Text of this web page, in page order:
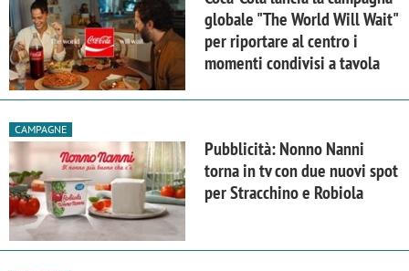
globale "The World Will Wait"
per riportare al centro i
momenti condivisi a tavola
CAMPAGNE
Pubblicità: Nonno Nanni
torna in tv con due nuovi spot
per Stracchino e Robiola